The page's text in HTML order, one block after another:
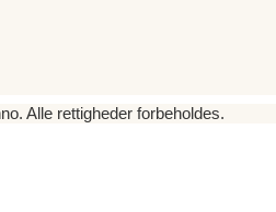
Alle rettigheder forbeholdes.